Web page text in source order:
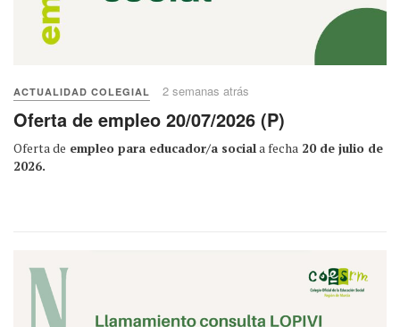
ACTUALIDAD COLEGIAL 2 semanas atrás
Oferta de empleo 20/07/2026 (P)
Oferta de empleo para educador/a sociala fecha 20 de julio de
2026.